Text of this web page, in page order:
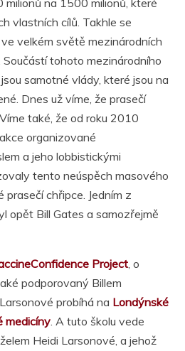
vlastních cílů. Takhle se
velkém světě mezinárodních
tohoto mezinárodního
samotné vlády, které jsou na
Dnes už víme, že prasečí
také, že od roku 2010
organizované
a jeho lobbistickými
tento neúspěch masového
chřipce. Jedním z
opět Bill Gates a samozřejmě
Project , o
podporovaný Billem
probíhá na Londýnské
medicíny . A tuto školu vede
Heidi Larsonové, a jehož